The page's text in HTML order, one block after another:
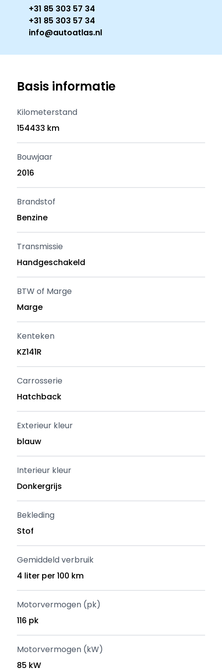
+31 85 303 57 34
+31 85 303 57 34
info@autoatlas.nl
Basis informatie
Kilometerstand
154433 km
Bouwjaar
2016
Brandstof
Benzine
Transmissie
Handgeschakeld
BTW of Marge
Marge
Kenteken
KZ141R
Carrosserie
Hatchback
Exterieur kleur
blauw
Interieur kleur
Donkergrijs
Bekleding
Stof
Gemiddeld verbruik
4 liter per 100 km
Motorvermogen (pk)
116 pk
Motorvermogen (kW)
85 kW